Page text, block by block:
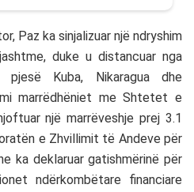
Paz ka sinjalizuar një ndryshim
duke u distancuar nga
Kuba, Nikaragua dhe
marrëdhëniet me Shtetet e
një marrëveshje prej 3.1
e Zhvillimit të Andeve për
ka deklaruar gatishmërinë për
ndërkombëtare financiare